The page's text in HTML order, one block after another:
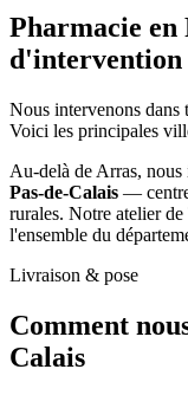
Pharmacie
d'intervention
Nous intervenons dans
Voici les principales
Au-delà de Arras, nous
Pas-de-Calais —
rurales. Notre atelier
l'ensemble du
Livraison & pose
Comment
Calais